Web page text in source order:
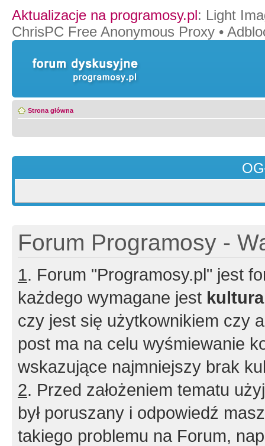
Aktualizacje na programosy.pl: Light
ChrisPC Free Anonymous Proxy •
Strona główna
Forum Programosy -
1. Forum "Programosy.pl" jest
każdego wymagane jest
czy jest się użytkownikiem czy
post ma na celu wyśmiewanie
wskazujące najmniejszy brak
2. Przed założeniem tematu
był poruszany i odpowiedź
takiego problemu na Forum,